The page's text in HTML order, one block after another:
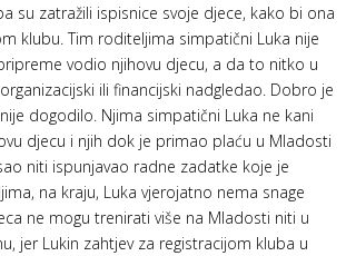
su zatražili ispisnice svoje djece, kako bi ona
klubu. Tim roditeljima simpatični Luka nije
vodio njihovu djecu, a da to nitko u
ili financijski nadgledao. Dobro je
dogodilo. Njima simpatični Luka ne kani
djecu i njih dok je primao plaću u Mladosti
niti ispunjavao radne zadatke koje je
na kraju, Luka vjerojatno nema snage
ne mogu trenirati više na Mladosti niti u
jer Lukin zahtjev za registracijom kluba u